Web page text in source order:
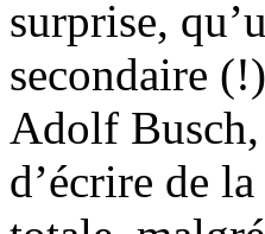
surprise,
secondaire
Adolf Busch,
d’écrire de